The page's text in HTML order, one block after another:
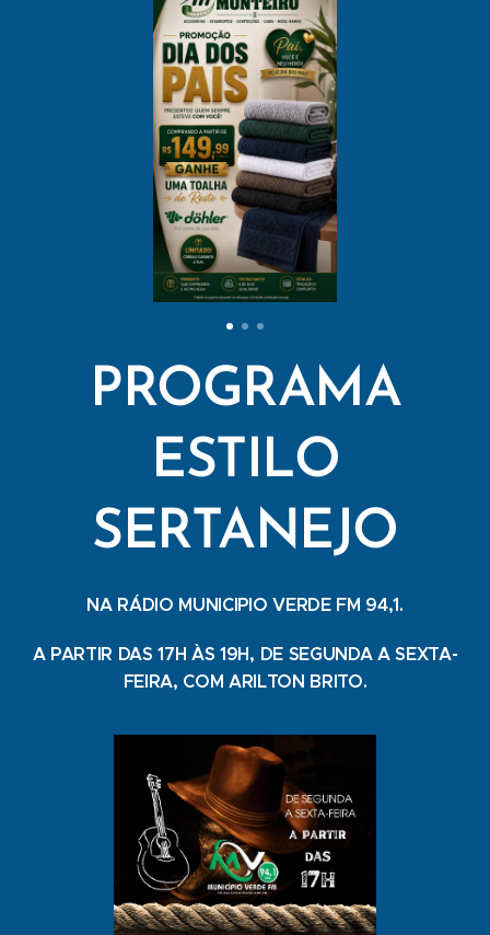
PROGRAMA
ESTILO
SERTANEJO
NA RÁDIO MUNICIPIO VERDE FM 94,1.
A PARTIR DAS 17H ÀS 19H, DE SEGUNDA A SEXTA-
FEIRA, COM ARILTON BRITO.